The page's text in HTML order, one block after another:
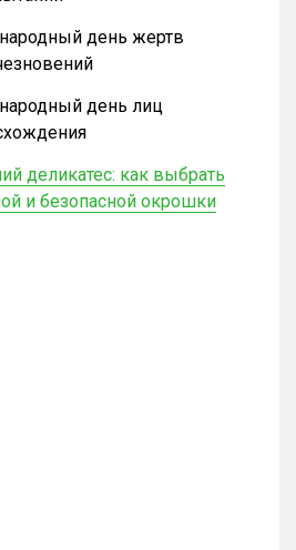
день жертв
день лиц
деликатес: как выбрать
и безопасной окрошки